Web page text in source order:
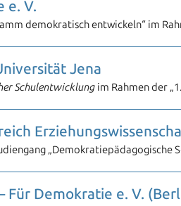
e. V.
demokratisch entwickeln“ im
Jena
Schulentwicklung im Rahmen der
„Demokratiepädagogische
Für Demokratie e. V.